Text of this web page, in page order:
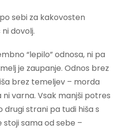
sebi za kakovosten
dovolj.
“lepilo” odnosa, ni pa
je zaupanje. Odnos brez
brez temeljev – morda
ni varna. Vsak manjši potres
drugi strani pa tudi hiša s
sama od sebe –